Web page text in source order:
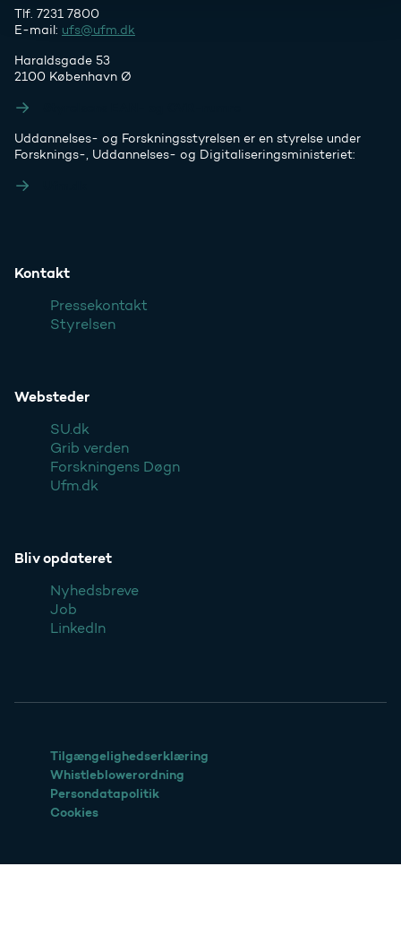
Tlf. 7231 7800
E-mail: ufs@ufm.dk
Haraldsgade 53
2100 København Ø
Uddannelses- og Forskningsstyrelsen er en styrelse under
Forsknings-, Uddannelses- og Digitaliseringsministeriet:
Kontakt
Pressekontakt
Styrelsen
Websteder
SU.dk
Grib verden
Forskningens Døgn
Ufm.dk
Bliv opdateret
Nyhedsbreve
Job
LinkedIn
Tilgængelighedserklæring
Whistleblowerordning
Persondatapolitik
Cookies